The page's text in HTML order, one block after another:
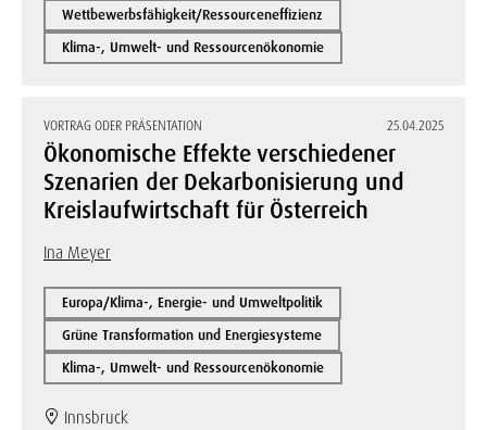
Wettbewerbsfähigkeit/Ressourceneffizienz
Klima-, Umwelt- und Ressourcenökonomie
VORTRAG ODER PRÄSENTATION 25.04.2025
Ökonomische Effekte verschiedener
Szenarien der Dekarbonisierung und
Kreislaufwirtschaft für Österreich
Ina Meyer
Europa/Klima-, Energie- und Umweltpolitik
Grüne Transformation und Energiesysteme
Klima-, Umwelt- und Ressourcenökonomie
Innsbruck